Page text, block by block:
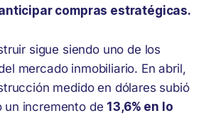
compras estratégicas.
sigue siendo uno de los
mercado inmobiliario. En abril,
medido en dólares subió
un incremento de 13,6% en lo